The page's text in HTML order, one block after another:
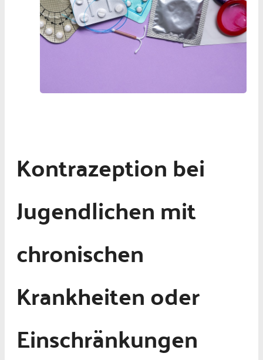
Kontrazeption bei
Jugendlichen mit
chronischen
Krankheiten oder
Einschränkungen